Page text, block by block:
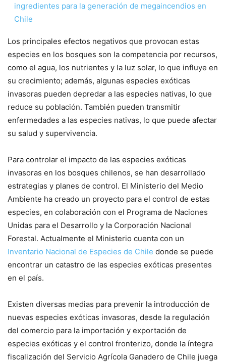
ingredientes para la generación de megaincendios en
Chile
Los principales efectos negativos que provocan estas
especies en los bosques son la competencia por recursos,
como el agua, los nutrientes y la luz solar, lo que influye en
su crecimiento; además, algunas especies exóticas
invasoras pueden depredar a las especies nativas, lo que
reduce su población. También pueden transmitir
enfermedades a las especies nativas, lo que puede afectar
su salud y supervivencia.
Para controlar el impacto de las especies exóticas
invasoras en los bosques chilenos, se han desarrollado
estrategias y planes de control. El Ministerio del Medio
Ambiente ha creado un proyecto para el control de estas
especies, en colaboración con el Programa de Naciones
Unidas para el Desarrollo y la Corporación Nacional
Forestal. Actualmente el Ministerio cuenta con un
Inventario Nacional de Especies de Chile donde se puede
encontrar un catastro de las especies exóticas presentes
en el país.
Existen diversas medias para prevenir la introducción de
nuevas especies exóticas invasoras, desde la regulación
del comercio para la importación y exportación de
especies exóticas y el control fronterizo, donde la íntegra
fiscalización del Servicio Agrícola Ganadero de Chile juega